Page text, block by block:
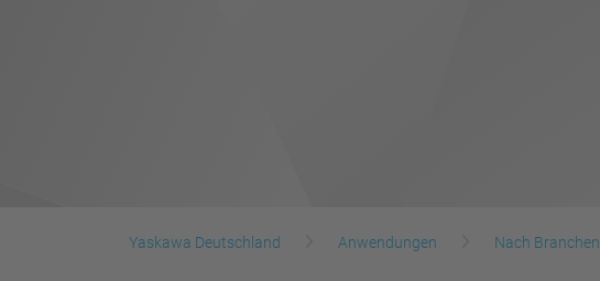
Yaskawa Deutschland Anwendungen Nach Branchen